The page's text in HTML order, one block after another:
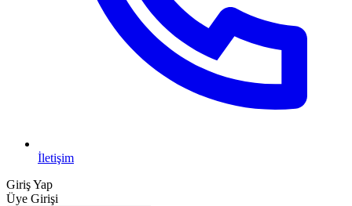
İletişim
Giriş Yap
Üye Girişi